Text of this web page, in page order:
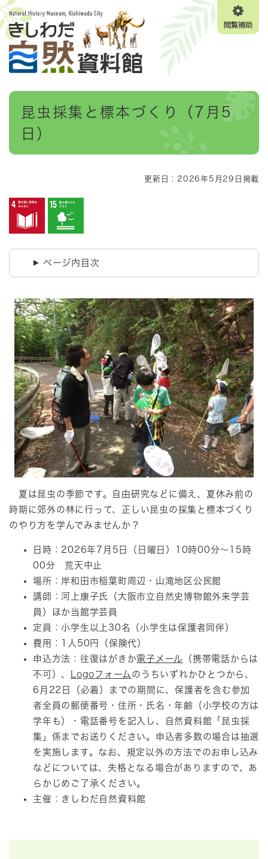
ペ
ー
ジ
メニューを飛ばして本文へ
閲
覧
本
昆虫採集と標本づくり（7月5
日）
更新日：2026年5月29日掲載
ページ内目次
夏は昆虫の季節です。自由研究などに備え、夏休み前の
時期に郊外の林に行って、正しい昆虫の採集と標本づくり
のやり方を学んでみませんか？
日時：2026年7月5日（日曜日）10時00分～15時
00分 荒天中止
場所：岸和田市稲葉町周辺・山滝地区公民館
講師：河上康子氏（大阪市立自然史博物館外来学芸
員）ほか当館学芸員
定員：小学生以上30名（小学生は保護者同伴）
費用：1人50円（保険代）
申込方法：往復はがきか電子メール
（携帯電話からは
不可）、
Logoフォーム のうちいずれかひとつから、
6月22日（必着）までの期間に、保護者を含む参加
者全員の郵便番号・住所・氏名・年齢（小学校の方は
学年も）・電話番号を記入し、自然資料館「昆虫採
集」係までお送りください。申込者多数の場合は抽選
を実施します。なお、規定以外の方法でのお申し込み
などについては、失格となる場合がありますので、あ
らかじめご了承ください。
主催：きしわだ自然資料館